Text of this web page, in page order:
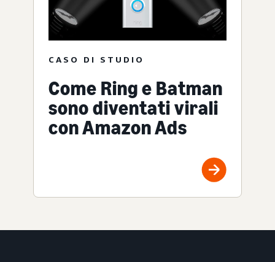
CASO DI STUDIO
Come Ring e Batman
sono diventati virali
con Amazon Ads